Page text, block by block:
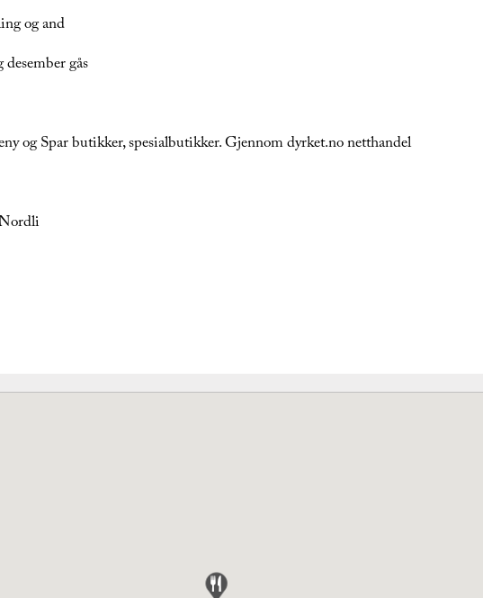
og and
gås
og Spar butikker, spesialbutikker. Gjennom dyrket.no netthandel